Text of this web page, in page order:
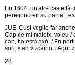
En 1604, un atre castellà
peregrino en su patria”,
JUE. Cusi voglio far
Cap de mi mateix, voleu /
cap, bo está axó. / En
sou; y en vizcaíno: / Agur
28.